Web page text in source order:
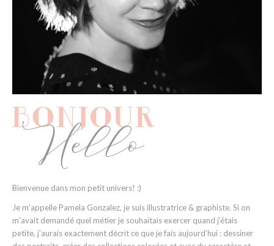
Bienvenue dans mon petit univers! :)
Je m’appelle Pamela Gonzalez, je suis illustratrice & graphiste. Si on
m’avait demandé quel métier je souhaitais exercer quand j’étais
petite, j’aurais exactement décrit ce que je fais aujourd’hui : dessiner